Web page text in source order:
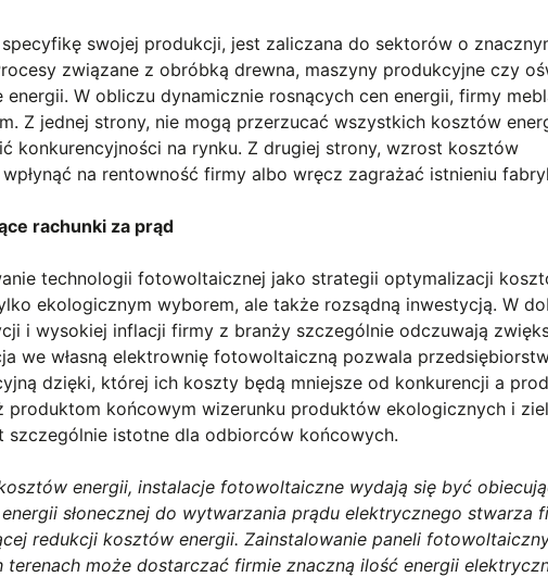
swojej produkcji, jest zaliczana do sektorów o
związane z obróbką drewna, maszyny produkcyjne czy
energii. W obliczu dynamicznie rosnących cen energii, firmy
Z jednej strony, nie mogą przerzucać wszystkich kosztów
konkurencyjności na rynku. Z drugiej strony, wzrost kosztów
na rentowność firmy albo wręcz zagrażać istnieniu
rachunki za prąd
technologii fotowoltaicznej jako strategii optymalizacji
ekologicznym wyborem, ale także rozsądną inwestycją. W
i wysokiej inflacji firmy z branży szczególnie odczuwają
we własną elektrownię fotowoltaiczną pozwala
dzięki, której ich koszty będą mniejsze od konkurencji a
produktom końcowym wizerunku produktów ekologicznych i
szczególnie istotne dla odbiorców końcowych.
energii, instalacje fotowoltaiczne wydają się być
słonecznej do wytwarzania prądu elektrycznego stwarza
redukcji kosztów energii. Zainstalowanie paneli
terenach może dostarczać firmie znaczną ilość energii